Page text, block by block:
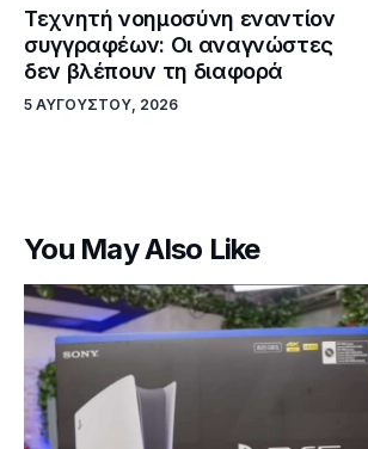
Τεχνητή νοημοσύνη εναντίον
συγγραφέων: Οι αναγνώστες
δεν βλέπουν τη διαφορά
5 ΑΥΓΟΎΣΤΟΥ, 2026
You May Also Like